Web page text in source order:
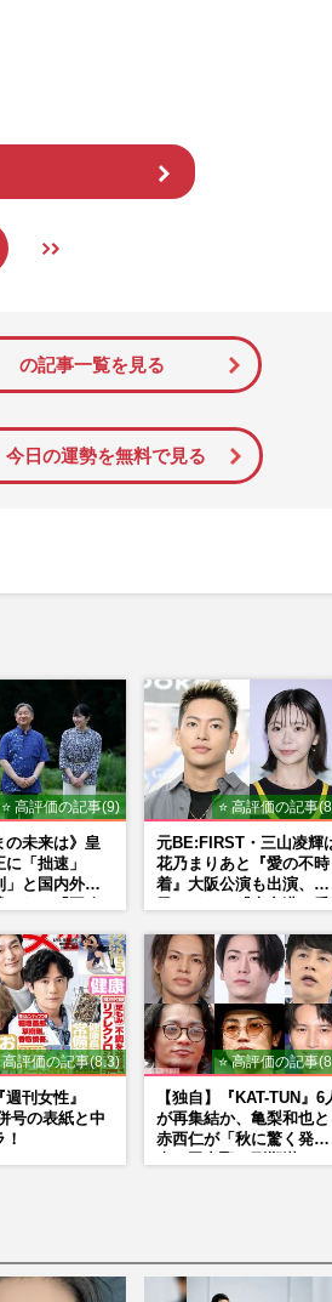
の記事一覧を見る
今日の運勢を無料で見る
⭐ 高評価の記事(9)
の未来は》皇
「拙速」
」と国内外か
⭐ 高評価の記事
元BE:FIRST・三山凌輝
花乃まりあと『愛の不時
着』大阪公演も出演、趣
ぎ」の実情
高評価の記事(8.3)
刊女性』
号の表紙と中
⭐ 高評価の記事
【独自】『KAT-TUN』6
が再集結か、亀梨和也と
赤西仁が「秋に驚く発